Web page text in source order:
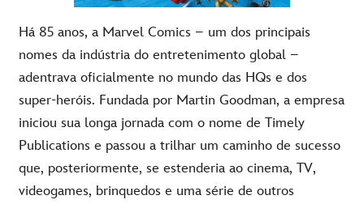
Há 85 anos, a Marvel Comics – um dos principais
nomes da indústria do entretenimento global –
adentrava oficialmente no mundo das HQs e dos
super-heróis. Fundada por Martin Goodman, a empresa
iniciou sua longa jornada com o nome de Timely
Publications e passou a trilhar um caminho de sucesso
que, posteriormente, se estenderia ao cinema, TV,
videogames, brinquedos e uma série de outros